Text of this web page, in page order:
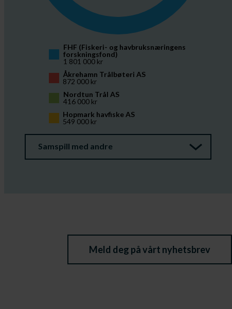
FHF (Fiskeri- og havbruksnæringens
forskningsfond)
1 801 000 kr
Åkrehamn Trålbøteri AS
872 000 kr
Nordtun Trål AS
416 000 kr
Hopmark havfiske AS
549 000 kr
Samspill med andre
Meld deg på vårt nyhetsbrev